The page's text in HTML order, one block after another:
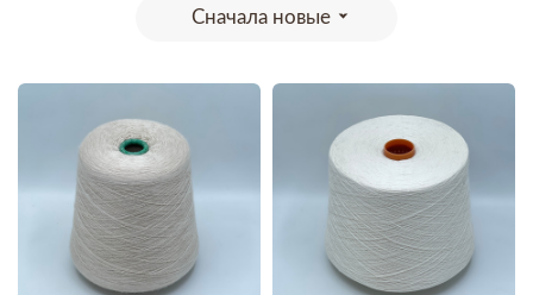
Сначала новые